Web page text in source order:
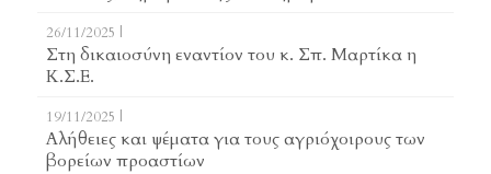
26/11/2025 |
Στη δικαιοσύνη εναντίον του κ. Σπ. Μαρτίκα η
Κ.Σ.Ε.
19/11/2025 |
Αλήθειες και ψέματα για τους αγριόχοιρους των
βορείων προαστίων